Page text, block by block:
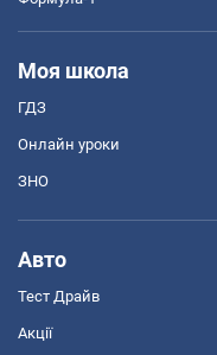
Моя школа
ГДЗ
Онлайн уроки
ЗНО
Авто
Тест Драйв
Акції